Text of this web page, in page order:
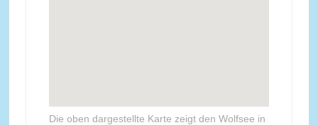
Die oben dargestellte Karte zeigt den Wolfsee in